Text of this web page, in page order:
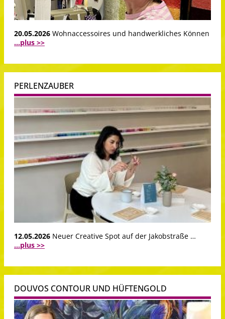
20.05.2026 Wohnaccessoires und handwerkliches Können
...plus >>
PERLENZAUBER
12.05.2026 Neuer Creative Spot auf der Jakobstraße …
...plus >>
DOUVOS CONTOUR UND HÜFTENGOLD